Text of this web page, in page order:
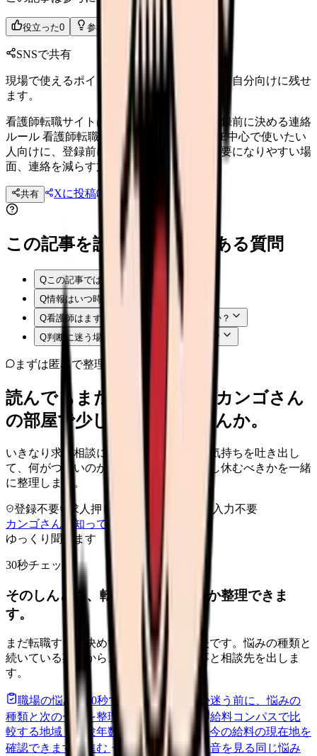
役立った0 参考になった
SNSで共有
現場で使えるポイントを、同僚やあとで読む自分向けに残せ
ます。
看護師転職サイトは電話なしで使える？登録前に決める連絡
ルール 看護師転職サイトを電話なし・LINE中心で使いたい
人向けに、登録前に伝えること、電話が必要になりやすい場
面、連絡を減らす文面を整理します。
共有 Xに投稿 LINE 投稿文コピー
この記事を読む前後によくある質問
Qこの記事では何を確認できますか？
Q情報はいつ時点のものですか？
Q看護師はまず何から確認すればよいですか？
Q判断に迷う場合はどうすればよいですか？
まずは匿名で整理
読んでもまだ苦しいなら、カンゴさん
の部屋で少し話してみませんか。
いきなり求人相談には進みません。今の気持ちを吐き出し
て、何がつらいのか、辞めるべきか、少し休むべきかを一緒
に整理します。
登録不要 求人押し売りなし
病院名は入力不要
カンゴさんを知ってから相談する
ゆっくり聞きます
30秒チェック
そのしんどさ、転職すべきサインか整理できま
す。
まだ転職すると決めていなくても大丈夫です。悩みの種類と
続いている期間から、次に見るべき記事と相談先を出しま
す。
職場の悩みを30秒で診断 辞めるべきか迷う前に、悩みの
種類と次の一歩を整理します。 進む
給料コンパスで比
較する地域・経験年数・施設形態から、今の給料の現在地を
確認できます。進む 匿名掲示板で本音を見る 同じ悩み